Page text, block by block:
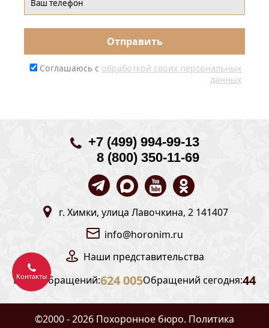
Соглашаюсь с обработкой своих персональных
данных
+7 (499) 994-99-13
8 (800) 350-11-69
г. Химки, улица Лавочкина, 2 141407
info@horonim.ru
Наши представительства
Всего обращений:624 005Обращений сегодня:44
©2000 - 2026 Похоронное бюро. Политика
Контакты